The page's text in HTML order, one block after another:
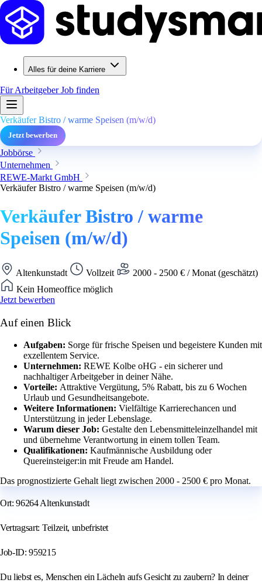
Alles für deine Karriere
Für ArbeitgeberJob finden
Verkäufer Bistro / warme Speisen (m/w/d)
Jetzt bewerben
Jobbörse
Unternehmen
REWE-Markt GmbH
Verkäufer Bistro / warme Speisen (m/w/d)
Verkäufer Bistro / warme
Speisen (m/w/d)
Altenkunstadt Vollzeit
2000 - 2500 € / Monat (geschätzt)
Kein Homeoffice möglich
Jetzt bewerben
Auf einen Blick
Aufgaben: Sorge für frische Speisen und begeistere Kunden mit
exzellentem Service.
Unternehmen: REWE Kolbe oHG - ein sicherer und
nachhaltiger Arbeitgeber in deiner Nähe.
Vorteile: Attraktive Vergütung, 5% Rabatt, bis zu 6 Wochen
Urlaub und Gesundheitsangebote.
Weitere Informationen: Vielfältige Karrierechancen und
Unterstützung in jeder Lebenslage.
Warum dieser Job: Gestalte den Lebensmitteleinzelhandel mit
und übernehme Verantwortung in einem tollen Team.
Qualifikationen: Kaufmännische Ausbildung oder
Quereinsteiger:in mit Freude am Handel.
Das prognostizierte Gehalt liegt zwischen 2000 - 2500 € pro Monat.
Ort: 96264 Altenkunstadt
Vertragsart: Teilzeit, unbefristet
Job-ID: 959215
Du liebst es, Menschen ein Lächeln aufs Gesicht zu zaubern? In deiner